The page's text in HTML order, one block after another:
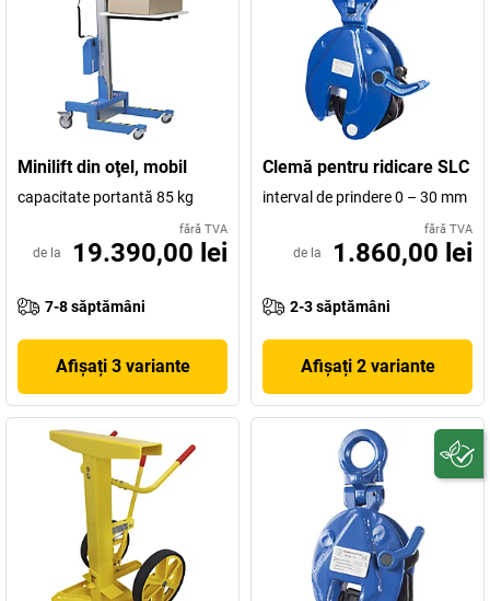
Minilift din oţel, mobil
capacitate portantă 85 kg
fără TVA
de la 19.390,00 lei
7-8 săptămâni
Afișați 3 variante
Clemă pentru ridicare SLC
interval de prindere 0 – 30 mm
fără TVA
de la 1.860,00 lei
2-3 săptămâni
Afișați 2 variante